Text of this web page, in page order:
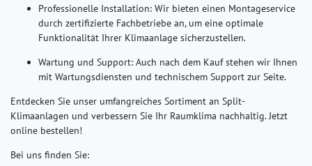
Professionelle Installation: Wir bieten einen Montageservice
durch zertifizierte Fachbetriebe an, um eine optimale
Funktionalität Ihrer Klimaanlage sicherzustellen.
Wartung und Support: Auch nach dem Kauf stehen wir Ihnen
mit Wartungsdiensten und technischem Support zur Seite.
Entdecken Sie unser umfangreiches Sortiment an Split-
Klimaanlagen und verbessern Sie Ihr Raumklima nachhaltig. Jetzt
online bestellen!
Bei uns finden Sie: